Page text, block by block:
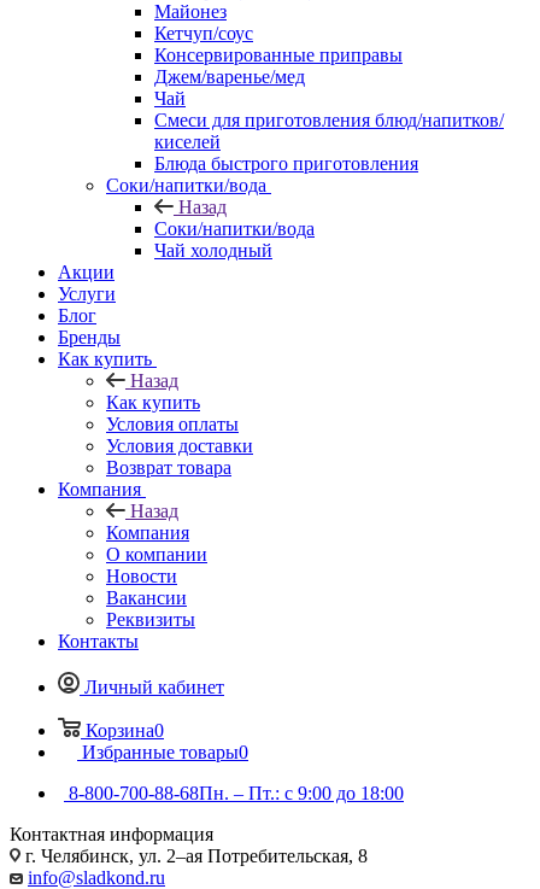
Майонез
Кетчуп/соус
Консервированные приправы
Джем/варенье/мед
Чай
Смеси для приготовления блюд/напитков/
киселей
Блюда быстрого приготовления
Соки/напитки/вода
Назад
Соки/напитки/вода
Чай холодный
Акции
Услуги
Блог
Бренды
Как купить
Назад
Как купить
Условия оплаты
Условия доставки
Возврат товара
Компания
Назад
Компания
О компании
Новости
Вакансии
Реквизиты
Контакты
Личный кабинет
Корзина0
Избранные товары0
8-800-700-88-68Пн. – Пт.: с 9:00 до 18:00
Контактная информация
г. Челябинск, ул. 2–ая Потребительская, 8
info@sladkond.ru